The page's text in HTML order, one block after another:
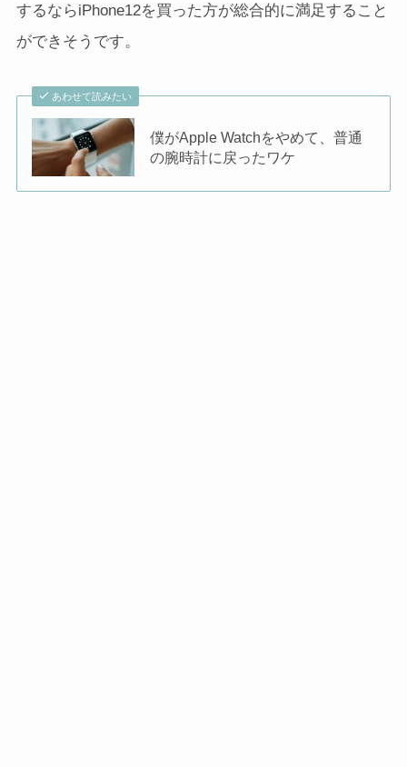
するならiPhone12を買った方が総合的に満足すること
ができそうです。
あわせて読みたい
僕がApple Watchをやめて、普通
の腕時計に戻ったワケ